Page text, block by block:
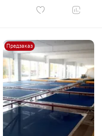
Предзаказ